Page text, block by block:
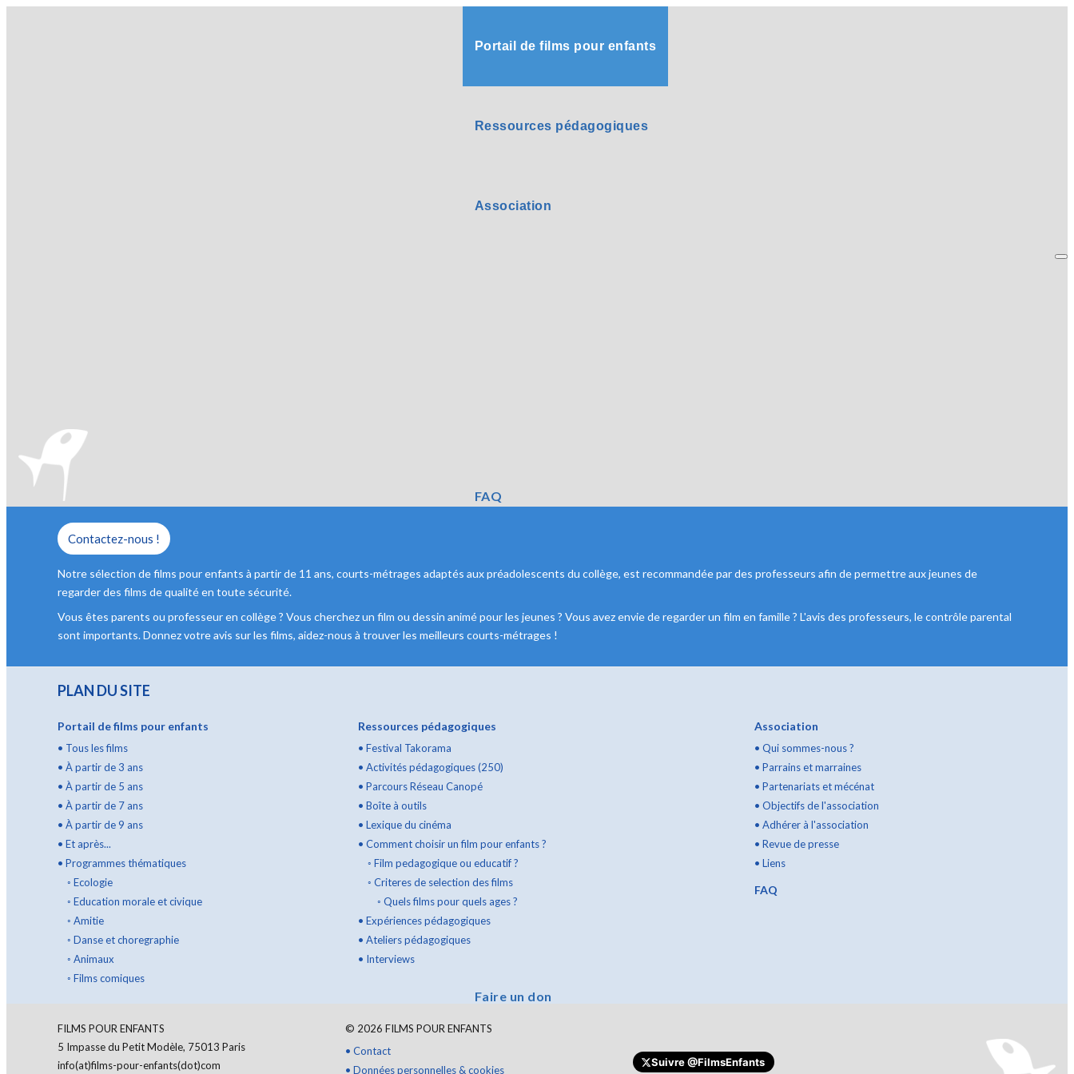
Portail de films pour enfants
Ressources pédagogiques
Association
FAQ
Faire un don
Contactez-nous !
Notre sélection de films pour enfants à partir de 11 ans, courts-métrages adaptés aux préadolescents du collège, est recommandée par des professeurs afin de permettre aux jeunes de
regarder des films de qualité en toute sécurité.
Vous êtes parents ou professeur en collège ? Vous cherchez un film ou dessin animé pour les jeunes ? Vous avez envie de regarder un film en famille ? L'avis des professeurs, le contrôle parental
sont importants. Donnez votre avis sur les films, aidez-nous à trouver les meilleurs courts-métrages !
PLAN DU SITE
Portail de films pour enfants
• Tous les films
• À partir de 3 ans
• À partir de 5 ans
• À partir de 7 ans
• À partir de 9 ans
• Et après...
• Programmes thématiques
◦ Ecologie
◦ Education morale et civique
◦ Amitie
◦ Danse et choregraphie
◦ Animaux
◦ Films comiques
Ressources pédagogiques
• Festival Takorama
• Activités pédagogiques (250)
• Parcours Réseau Canopé
• Boîte à outils
• Lexique du cinéma
• Comment choisir un film pour enfants ?
◦ Film pedagogique ou educatif ?
◦ Criteres de selection des films
◦ Quels films pour quels ages ?
• Expériences pédagogiques
• Ateliers pédagogiques
• Interviews
Association
• Qui sommes-nous ?
• Parrains et marraines
• Partenariats et mécénat
• Objectifs de l'association
• Adhérer à l'association
• Revue de presse
• Liens
FAQ
FILMS POUR ENFANTS
5 Impasse du Petit Modèle, 75013 Paris
info(at)films-pour-enfants(dot)com
© 2026 FILMS POUR ENFANTS
• Contact
• Données personnelles & cookies
Suivre@FilmsEnfants